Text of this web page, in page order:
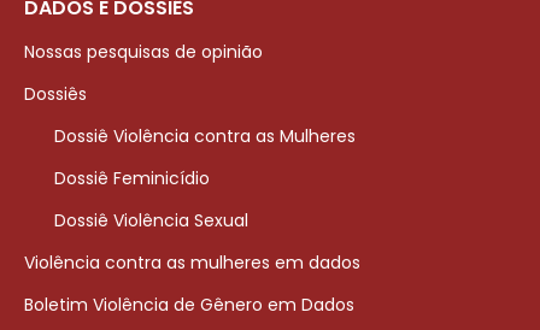
DADOS E DOSSIÊS
Nossas pesquisas de opinião
Dossiês
Dossiê Violência contra as Mulheres
Dossiê Feminicídio
Dossiê Violência Sexual
Violência contra as mulheres em dados
Boletim Violência de Gênero em Dados